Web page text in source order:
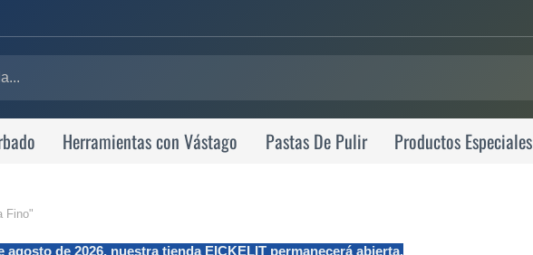
Herramientas con Vástago Pastas De Pulir Productos Especiales
Fino"
de 2026, nuestra tienda EICKELIT permanecerá abierta.